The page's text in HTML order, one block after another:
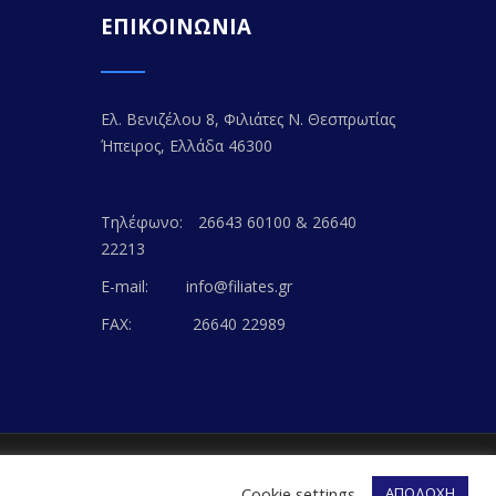
ΕΠΙΚΟΙΝΩΝΙΑ
Ελ. Βενιζέλου 8, Φιλιάτες Ν. Θεσπρωτίας
Ήπειρος, Ελλάδα 46300
Τηλέφωνο:
26643 60100 & 26640
22213
E-mail:
info@filiates.gr
FAX:
26640 22989